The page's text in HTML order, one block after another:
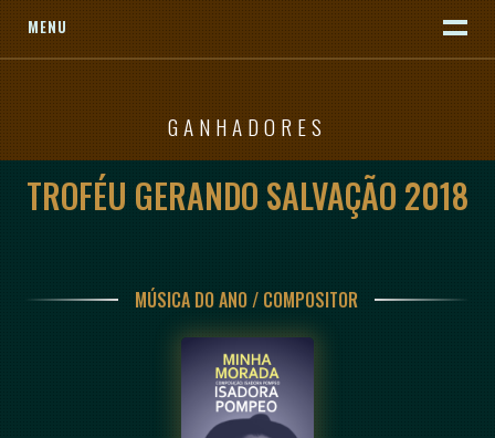
MENU
GANHADORES
TROFÉU GERANDO SALVAÇÃO 2018
MÚSICA DO ANO / COMPOSITOR